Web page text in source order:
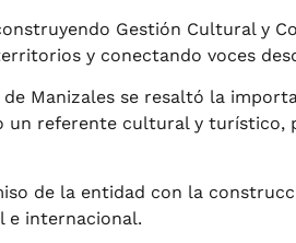
Gestión Cultural y
y conectando voces
Manizales se resaltó la
un referente cultural y
de la entidad con la
e internacional.